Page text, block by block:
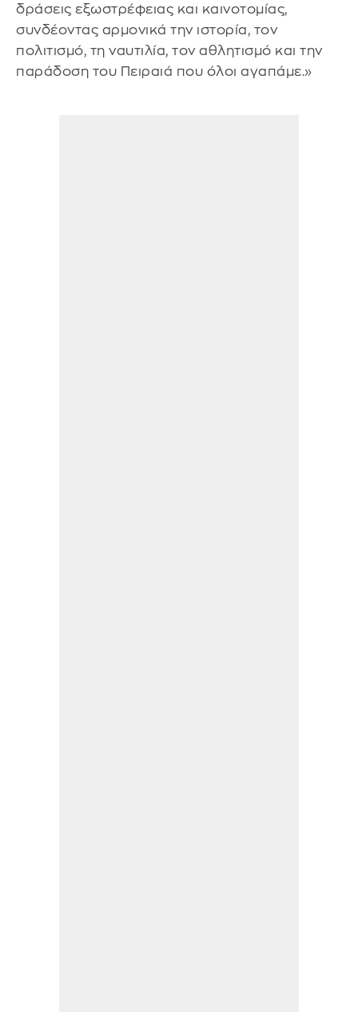
δράσεις εξωστρέφειας και καινοτομίας,
συνδέοντας αρμονικά την ιστορία, τον
πολιτισμό, τη ναυτιλία, τον αθλητισμό και την
παράδοση του Πειραιά που όλοι αγαπάμε.»